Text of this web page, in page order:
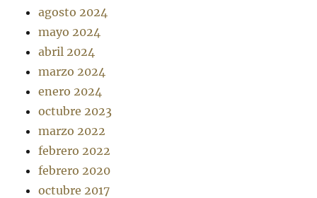
agosto 2024
mayo 2024
abril 2024
marzo 2024
enero 2024
octubre 2023
marzo 2022
febrero 2022
febrero 2020
octubre 2017